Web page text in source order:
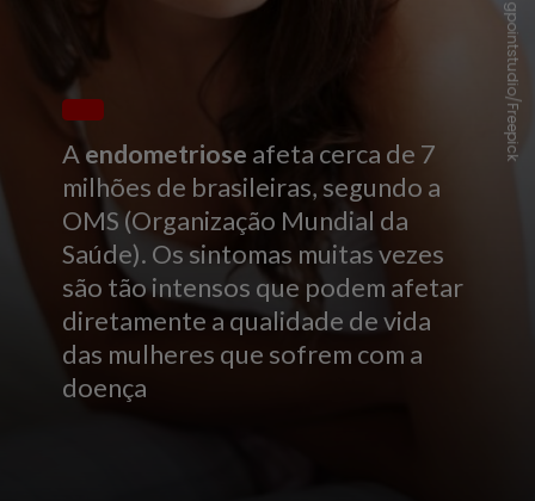
A endometriose afeta cerca de 7
milhões de brasileiras, segundo a
OMS (Organização Mundial da
Saúde). Os sintomas muitas vezes
são tão intensos que podem afetar
diretamente a qualidade de vida
das mulheres que sofrem com a
doença
gpointstudio/Freepick